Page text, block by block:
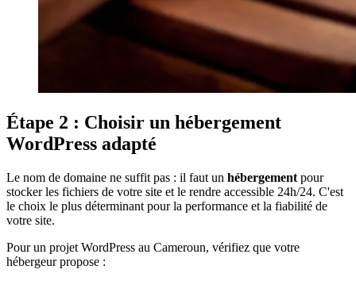
Étape 2 : Choisir un hébergement
WordPress adapté
Le nom de domaine ne suffit pas : il faut un hébergement pour
stocker les fichiers de votre site et le rendre accessible 24h/24. C'est
le choix le plus déterminant pour la performance et la fiabilité de
votre site.
Pour un projet WordPress au Cameroun, vérifiez que votre
hébergeur propose :